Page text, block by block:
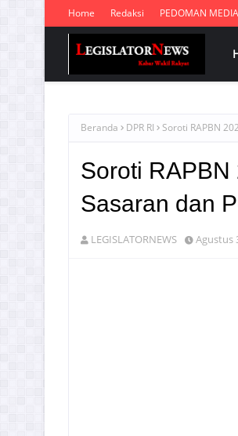
Home Redaksi PEDOMAN
Beranda DPR RI Soroti RAPBN
Soroti RAPBN
Sasaran dan
LEGISLATORNEWS Agustus